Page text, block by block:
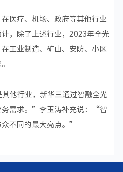
医疗、机场、政府等其他行业
，除了上述行业，2023年全光
工业制造、矿山、安防、小区
他行业，新华三通过智融全光
务需求。”李玉涛补充说：“智
不同的最大亮点。”